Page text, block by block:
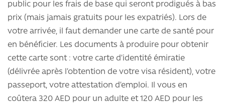
public pour les frais de base qui seront prodigués à bas
prix (mais jamais gratuits pour les expatriés). Lors de
votre arrivée, il faut demander une carte de santé pour
en bénéficier. Les documents à produire pour obtenir
cette carte sont : votre carte d’identité émiratie
(délivrée après l’obtention de votre visa résident), votre
passeport, votre attestation d’emploi. Il vous en
coûtera 320 AED pour un adulte et 120 AED pour les